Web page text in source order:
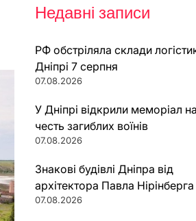
Недавні записи
РФ обстріляла склади
Дніпрі 7 серпня
07.08.2026
У Дніпрі відкрили меморіал на
честь загиблих воїнів
07.08.2026
Знакові будівлі Дніпра від
архітектора Павла Нірінберга
07.08.2026